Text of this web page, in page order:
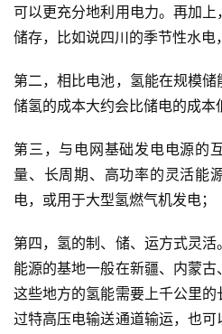
可以更充分地利用电力。再加
储存，比如说四川的季节性水电
第二，相比电池，氢能在规模
储氢的成本大约会比储电的成本
第三，与电网基础发电电源的
量、长周期、高功率的灵活能
电，或用于大型氢燃气机发电；
第四，氢的制、储、运方式灵
能源的基地一般在新疆、内蒙古
这些地方的氢能需要上千公里
过特高压电输送通道输运，也